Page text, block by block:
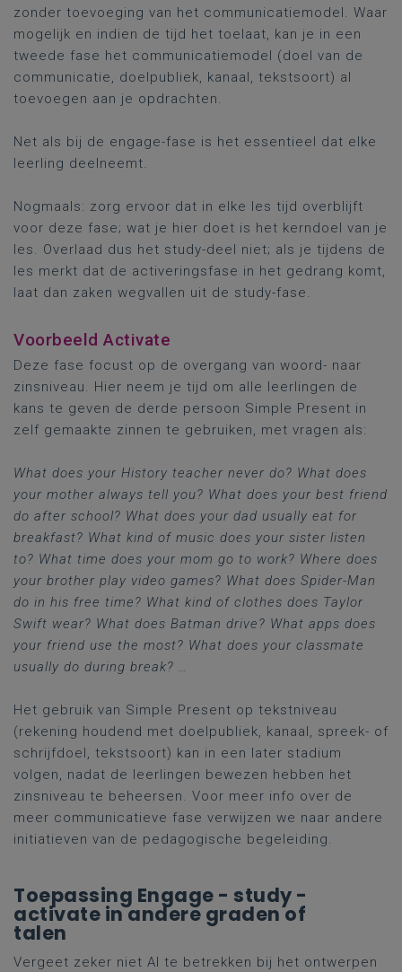
zonder toevoeging van het communicatiemodel. Waar
mogelijk en indien de tijd het toelaat, kan je in een
tweede fase het communicatiemodel (doel van de
communicatie, doelpubliek, kanaal, tekstsoort) al
toevoegen aan je opdrachten.
Net als bij de engage-fase is het essentieel dat elke
leerling deelneemt.
Nogmaals: zorg ervoor dat in elke les tijd overblijft
voor deze fase; wat je hier doet is het kerndoel van je
les. Overlaad dus het study-deel niet; als je tijdens de
les merkt dat de activeringsfase in het gedrang komt,
laat dan zaken wegvallen uit de study-fase.
Voorbeeld Activate
Deze fase focust op de overgang van woord- naar
zinsniveau. Hier neem je tijd om alle leerlingen de
kans te geven de derde persoon Simple Present in
zelf gemaakte zinnen te gebruiken, met vragen als:
What does your History teacher never do? What does
your mother always tell you? What does your best friend
do after school? What does your dad usually eat for
breakfast? What kind of music does your sister listen
to? What time does your mom go to work? Where does
your brother play video games? What does Spider-Man
do in his free time? What kind of clothes does Taylor
Swift wear? What does Batman drive? What apps does
your friend use the most? What does your classmate
usually do during break? …
Het gebruik van Simple Present op tekstniveau
(rekening houdend met doelpubliek, kanaal, spreek- of
schrijfdoel, tekstsoort) kan in een later stadium
volgen, nadat de leerlingen bewezen hebben het
zinsniveau te beheersen. Voor meer info over de
meer communicatieve fase verwijzen we naar andere
initiatieven van de pedagogische begeleiding.
Toepassing Engage - study -
activate in andere graden of
talen
Vergeet zeker niet AI te betrekken bij het ontwerpen